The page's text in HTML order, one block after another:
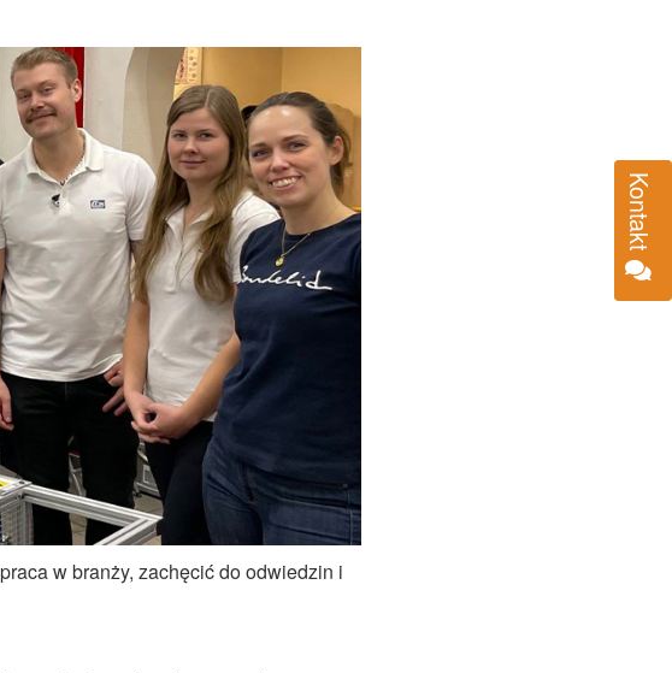
Kontakt
wbranży, zachęcić do odwiedzin i